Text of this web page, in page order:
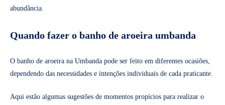
abundância.
Quando fazer o banho de aroeira umbanda
O banho de aroeira na Umbanda pode ser feito em diferentes ocasiões,
dependendo das necessidades e intenções individuais de cada praticante.
Aqui estão algumas sugestões de momentos propícios para realizar o